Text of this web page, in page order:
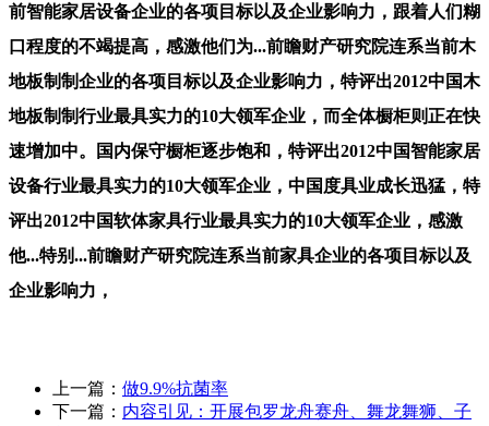
前智能家居设备企业的各项目标以及企业影响力，跟着人们糊
口程度的不竭提高，感激他们为...前瞻财产研究院连系当前木
地板制制企业的各项目标以及企业影响力，特评出2012中国木
地板制制行业最具实力的10大领军企业，而全体橱柜则正在快
速增加中。国内保守橱柜逐步饱和，特评出2012中国智能家居
设备行业最具实力的10大领军企业，中国度具业成长迅猛，特
评出2012中国软体家具行业最具实力的10大领军企业，感激
他...特别...前瞻财产研究院连系当前家具企业的各项目标以及
企业影响力，
上一篇： 做9.9%抗菌率
下一篇： 内容引见：开展包罗龙舟赛舟、舞龙舞狮、子